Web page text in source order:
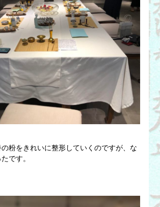
粉をきれいに整形していくのですが、な
です。